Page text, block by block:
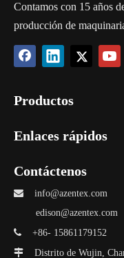
Contamos con 15 años
producción de
Productos
Enlaces rápidos
Contáctenos

info@azentex.com
edison@azentex.com
 +86- 15861179152
 Distrito de Wujin,